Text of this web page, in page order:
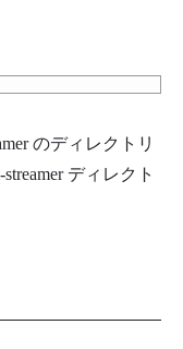
のディレクトリ
ディレクト